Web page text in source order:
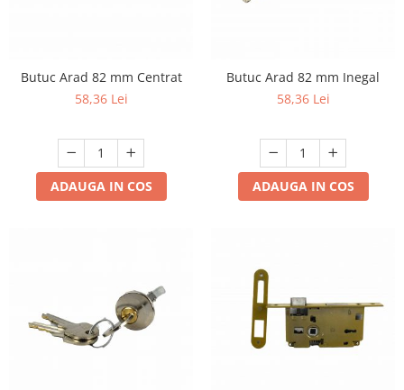
Butuc Arad 82 mm Centrat
58,36 Lei
ADAUGA IN COS
Butuc Arad 82 mm Inegal
58,36 Lei
ADAUGA IN COS